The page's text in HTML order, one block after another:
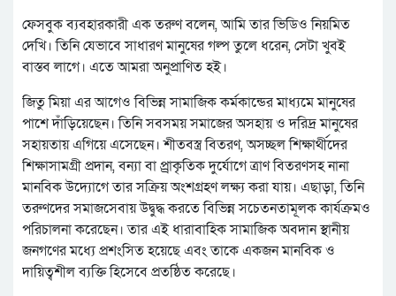
ফেসবুক ব্যবহারকারী এক তরুণ বলেন, আমি তার ভিডিও নিয়মিত
দেখি। তিনি যেভাবে সাধারণ মানুষের গল্প তুলে ধরেন, সেটা খুবই
বাস্তব লাগে। এতে আমরা অনুপ্রাণিত হই।
জিতু মিয়া এর আগেও বিভিন্ন সামাজিক কর্মকান্ডের মাধ্যমে মানুষের
পাশে দাঁড়িয়েছেন। তিনি সবসময় সমাজের অসহায় ও দরিদ্র মানুষের
সহায়তায় এগিয়ে এসেছেন। শীতবস্ত্র বিতরণ, অসচ্ছল শিক্ষার্থীদের
শিক্ষাসামগ্রী প্রদান, বন্যা বা প্র্রাকৃতিক দুর্যোগে ত্রাণ বিতরণসহ নানা
মানবিক উদ্যোগে তার সক্রিয় অংশগ্রহণ লক্ষ্য করা যায়। এছাড়া, তিনি
তরুণদের সমাজসেবায় উদ্বুদ্ধ করতে বিভিন্ন সচেতনতামূলক কার্যক্রমও
পরিচালনা করেছেন। তার এই ধারাবাহিক সামাজিক অবদান স্থানীয়
জনগণের মধ্যে প্রশংসিত হয়েছে এবং তাকে একজন মানবিক ও
দায়িত্বশীল ব্যক্তি হিসেবে প্রতষ্ঠিত করেছে।